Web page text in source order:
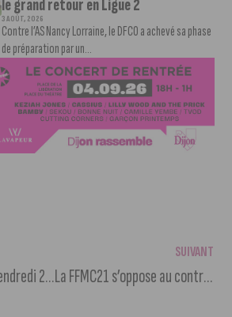
le grand retour en Ligue 2
3 AOÛT, 2026
Contre l’AS Nancy Lorraine, le DFCO a achevé sa phase
de préparation par un...
L’info du matin du vendredi 21 avril 2023
SUIVANT
La FFMC21 s’oppose au contrôle technique moto